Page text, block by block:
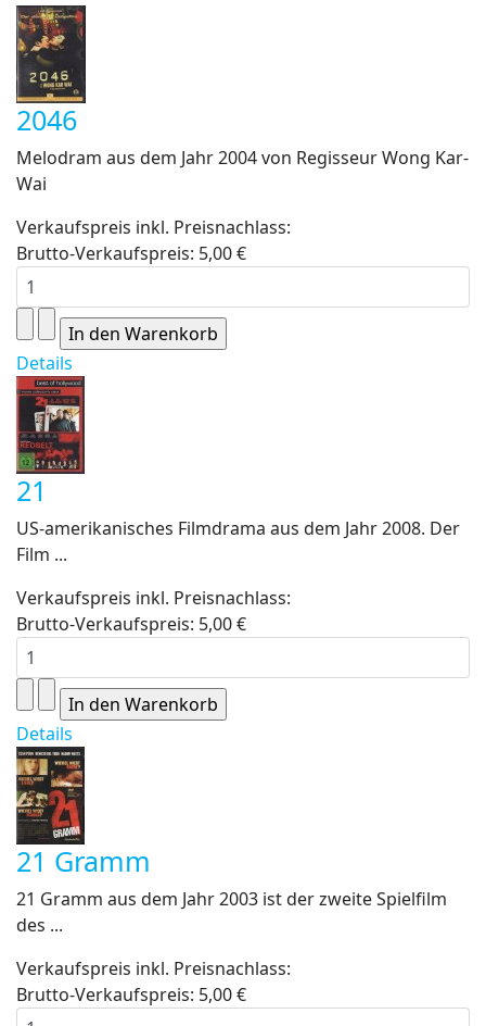
2046
Melodram aus dem Jahr 2004 von Regisseur Wong Kar-
Wai
Verkaufspreis inkl. Preisnachlass:
Brutto-Verkaufspreis: 5,00 €
Details
21
US-amerikanisches Filmdrama aus dem Jahr 2008. Der
Film ...
Verkaufspreis inkl. Preisnachlass:
Brutto-Verkaufspreis: 5,00 €
Details
21 Gramm
21 Gramm aus dem Jahr 2003 ist der zweite Spielfilm
des ...
Verkaufspreis inkl. Preisnachlass:
Brutto-Verkaufspreis: 5,00 €